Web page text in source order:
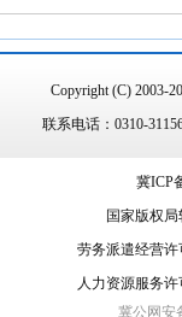
Copyright (C) 2003-
联系电话：0310-
冀ICP
国家版权局
劳务派遣经营许
人力资源服务
冀公网安